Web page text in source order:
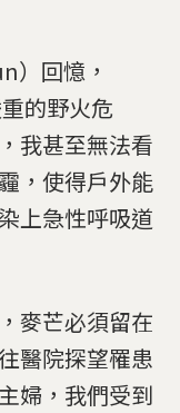
）回憶，
的野火危
我甚至無法看
，使得戶外能
上急性呼吸道
麥芒必須留在
醫院探望罹患
婦，我們受到